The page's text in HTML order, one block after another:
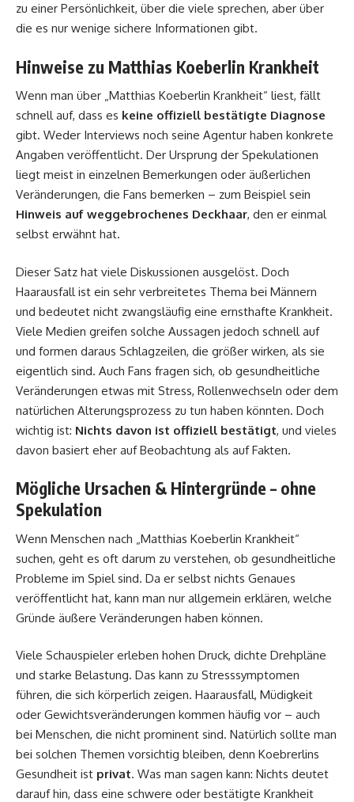
zu einer Persönlichkeit, über die viele sprechen, aber über
die es nur wenige sichere Informationen gibt.
Hinweise zu Matthias Koeberlin Krankheit
Wenn man über „Matthias Koeberlin Krankheit“ liest, fällt
schnell auf, dass es keine offiziell bestätigte Diagnose
gibt. Weder Interviews noch seine Agentur haben konkrete
Angaben veröffentlicht. Der Ursprung der Spekulationen
liegt meist in einzelnen Bemerkungen oder äußerlichen
Veränderungen, die Fans bemerken – zum Beispiel sein
Hinweis auf weggebrochenes Deckhaar, den er einmal
selbst erwähnt hat.
Dieser Satz hat viele Diskussionen ausgelöst. Doch
Haarausfall ist ein sehr verbreitetes Thema bei Männern
und bedeutet nicht zwangsläufig eine ernsthafte Krankheit.
Viele Medien greifen solche Aussagen jedoch schnell auf
und formen daraus Schlagzeilen, die größer wirken, als sie
eigentlich sind. Auch Fans fragen sich, ob gesundheitliche
Veränderungen etwas mit Stress, Rollenwechseln oder dem
natürlichen Alterungsprozess zu tun haben könnten. Doch
wichtig ist: Nichts davon ist offiziell bestätigt, und vieles
davon basiert eher auf Beobachtung als auf Fakten.
Mögliche Ursachen & Hintergründe – ohne
Spekulation
Wenn Menschen nach „Matthias Koeberlin Krankheit“
suchen, geht es oft darum zu verstehen, ob gesundheitliche
Probleme im Spiel sind. Da er selbst nichts Genaues
veröffentlicht hat, kann man nur allgemein erklären, welche
Gründe äußere Veränderungen haben können.
Viele Schauspieler erleben hohen Druck, dichte Drehpläne
und starke Belastung. Das kann zu Stresssymptomen
führen, die sich körperlich zeigen. Haarausfall, Müdigkeit
oder Gewichtsveränderungen kommen häufig vor – auch
bei Menschen, die nicht prominent sind. Natürlich sollte man
bei solchen Themen vorsichtig bleiben, denn Koebrerlins
Gesundheit ist privat. Was man sagen kann: Nichts deutet
darauf hin, dass eine schwere oder bestätigte Krankheit